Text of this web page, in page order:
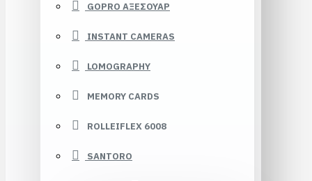
GOPRO ΑΞΕΣΟΥΑΡ
INSTANT CAMERAS
LOMOGRAPHY
MEMORY CARDS
ROLLEIFLEX 6008
SANTORO